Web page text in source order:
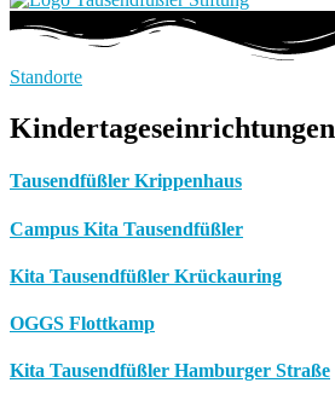
Standorte
Kindertageseinrichtungen
Tausendfüßler Krippenhaus
Campus Kita Tausendfüßler
Kita Tausendfüßler Krückauring
OGGS Flottkamp
Kita Tausendfüßler Hamburger Straße